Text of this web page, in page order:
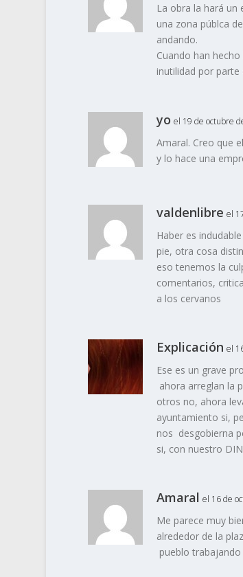
La obra la hará un
una zona públca
andando.
Cuando han
inutilidad por
yo el 19 de octubre
Amaral. Creo que
y lo hace una
valdenlibre el
Haber es
pie, otra cosa
eso tenemos la
comentarios,
a los cervanos
Explicación el
Ese es un grave
ahora arreglan la
otros no, ahora
ayuntamiento si,
nos desgobierna
si, con nuestro
Amaral el 16 de
Me parece muy
alrededor de la
pueblo